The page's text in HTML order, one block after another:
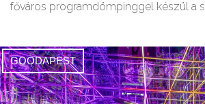
főváros programdömpinggel készül a
GOODAPEST